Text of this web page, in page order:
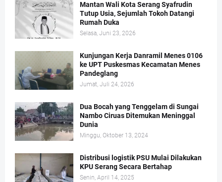
Mantan Wali Kota Serang Syafrudin
Tutup Usia, Sejumlah Tokoh Datangi
Rumah Duka
Selasa, Juni 23, 2026
Kunjungan Kerja Danramil Menes 0106
ke UPT Puskesmas Kecamatan Menes
Pandeglang
Jumat, Juli 24, 2026
Dua Bocah yang Tenggelam di Sungai
Nambo Ciruas Ditemukan Meninggal
Dunia
Minggu, Oktober 13, 2024
Distribusi logistik PSU Mulai Dilakukan
KPU Serang Secara Bertahap
Senin, April 14, 2025